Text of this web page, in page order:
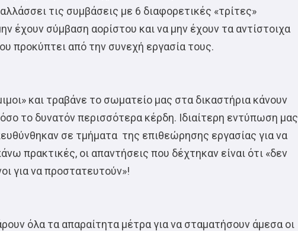
τις συμβάσεις με 6 διαφορετικές «τρίτες»
έχουν σύμβαση αορίστου και να μην έχουν τα αντίστοιχα
προκύπτει από την συνεχή εργασία τους.
και τραβάνε το σωματείο μας στα δικαστήρια κάνουν
το δυνατόν περισσότερα κέρδη. Ιδιαίτερη εντύπωση μας
σε τμήματα της επιθεώρησης εργασίας για να
πρακτικές, οι απαντήσεις που δέχτηκαν είναι ότι «δεν
για να προστατευτούν»!
όλα τα απαραίτητα μέτρα για να σταματήσουν άμεσα οι